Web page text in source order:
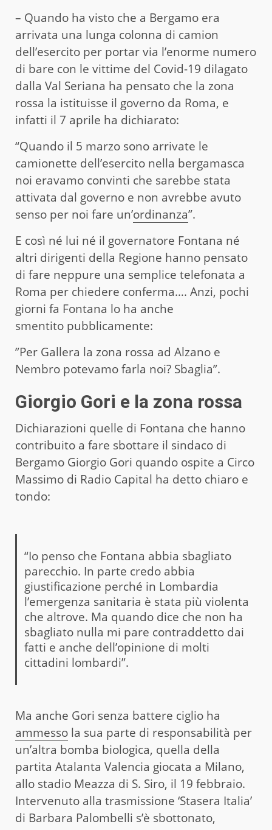
– Quando ha visto che a Bergamo era
arrivata una lunga colonna di camion
dell’esercito per portar via l’enorme numero
di bare con le vittime del Covid-19 dilagato
dalla Val Seriana ha pensato che la zona
rossa la istituisse il governo da Roma, e
infatti il 7 aprile ha dichiarato:
“Quando il 5 marzo sono arrivate le
camionette dell’esercito nella bergamasca
noi eravamo convinti che sarebbe stata
attivata dal governo e non avrebbe avuto
senso per noi fare un’ordinanza”.
E così né lui né il governatore Fontana né
altri dirigenti della Regione hanno pensato
di fare neppure una semplice telefonata a
Roma per chiedere conferma…. Anzi, pochi
giorni fa Fontana lo ha anche
smentito pubblicamente:
”Per Gallera la zona rossa ad Alzano e
Nembro potevamo farla noi? Sbaglia”.
Giorgio Gori e la zona rossa
Dichiarazioni quelle di Fontana che hanno
contribuito a fare sbottare il sindaco di
Bergamo Giorgio Gori quando ospite a Circo
Massimo di Radio Capital ha detto chiaro e
tondo:
“Io penso che Fontana abbia sbagliato
parecchio. In parte credo abbia
giustificazione perché in Lombardia
l’emergenza sanitaria è stata più violenta
che altrove. Ma quando dice che non ha
sbagliato nulla mi pare contraddetto dai
fatti e anche dell’opinione di molti
cittadini lombardi”.
Ma anche Gori senza battere ciglio ha
ammesso la sua parte di responsabilità per
un’altra bomba biologica, quella della
partita Atalanta Valencia giocata a Milano,
allo stadio Meazza di S. Siro, il 19 febbraio.
Intervenuto alla trasmissione ‘Stasera Italia’
di Barbara Palombelli s’è sbottonato,